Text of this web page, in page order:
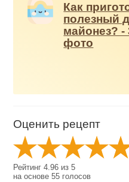
Как
полезный
майонез? -
фото
Оценить рецепт
Рейтинг4.96 из5
на основе55 голосов